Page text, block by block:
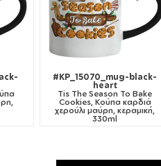
#KP_15070_mug-black-
heart
Tis The Season To Bake
Cookies, Κούπα καρδιά
χερούλι μαύρη, κεραμική,
330ml